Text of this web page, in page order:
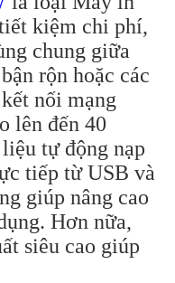
kiệm chi phí,
chung giữa
rộn hoặc các
nối mạng
lên đến 40
tự động nạp
tiếp từ USB và
giúp nâng cao
Hơn nữa,
siêu cao giúp